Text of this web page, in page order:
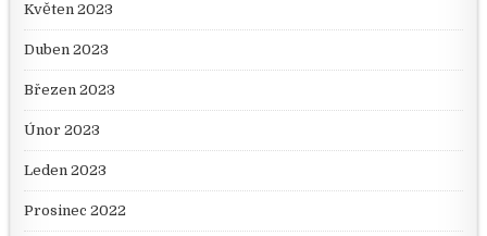
Květen 2023
Duben 2023
Březen 2023
Únor 2023
Leden 2023
Prosinec 2022